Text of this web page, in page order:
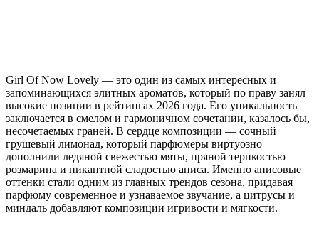
Girl Of Now Lovely — это один из самых интересных и
запоминающихся элитных ароматов, который по праву занял
высокие позиции в рейтингах 2026 года. Его уникальность
заключается в смелом и гармоничном сочетании, казалось бы,
несочетаемых граней. В сердце композиции — сочный
грушевый лимонад, который парфюмеры виртуозно
дополнили ледяной свежестью мяты, пряной терпкостью
розмарина и пикантной сладостью аниса. Именно анисовые
оттенки стали одним из главных трендов сезона, придавая
парфюму современное и узнаваемое звучание, а цитрусы и
миндаль добавляют композиции игривости и мягкости.